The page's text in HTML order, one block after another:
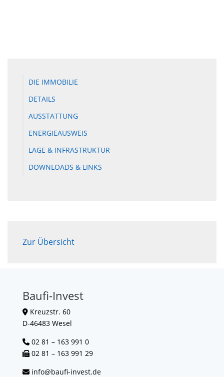
DIE IMMOBILIE
DETAILS
AUSSTATTUNG
ENERGIEAUSWEIS
LAGE & INFRASTRUKTUR
DOWNLOADS & LINKS
Zur Übersicht
Baufi-Invest
Kreuzstr. 60
D-46483 Wesel
02 81 – 163 991 0
02 81 – 163 991 29
info@baufi-invest.de